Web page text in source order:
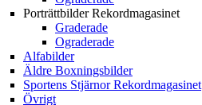
Porträttbilder Rekordmagasinet
Graderade
Ograderade
Alfabilder
Äldre Boxningsbilder
Sportens Stjärnor Rekordmagasinet
Övrigt